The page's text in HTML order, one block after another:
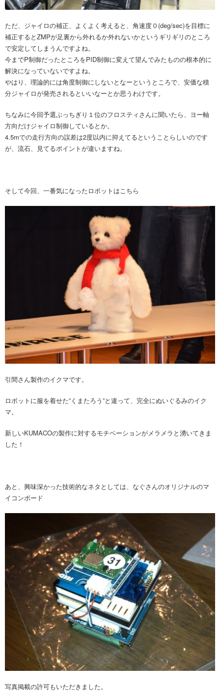
ただ、ジャイロの補正、よくよく考えると、角速度０(deg/sec)を目標に
補正するとZMPが足裏から外れるか外れないかというギリギリのところ
で安定してしまうんですよね。
今までP制御だったところをPID制御に変えて望んでみたものの根本的に
解決になっていないですよね。
やはり、理論的には角度制御にしないとなーというところで、安価な積
分ジャイロが発売されるといいなーとか思うわけです。
ちなみに今回予選ぶっちぎり１位のフロスティさんに聞いたら、ヨー軸
方向だけジャイロ制御しているとか。
4.5mでの走行方向の誤差は2度以内に抑えてるということらしいのです
が、流石、見てるポイントが違いますね。
そして今回、一番気になったロボットはこちら
引間さん製作のイクマです。
ロボットに服を着せた”くまたろう”と違って、完全にぬいぐるみのイク
マ。
新しいKUMACOの製作に対するモチベーションがメラメラと湧いてきま
した！
あと、興味深かった技術的なネタとしては、なぐさんのオリジナルのマ
イコンボード
写真掲載の許可もいただきました。